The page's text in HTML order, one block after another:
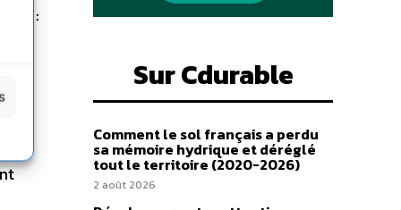
:
Sur Cdurable
Comment le sol français a perdu
sa mémoire hydrique et déréglé
tout le territoire (2020-2026)
2 août 2026